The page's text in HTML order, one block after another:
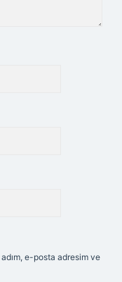
e-posta adresim ve